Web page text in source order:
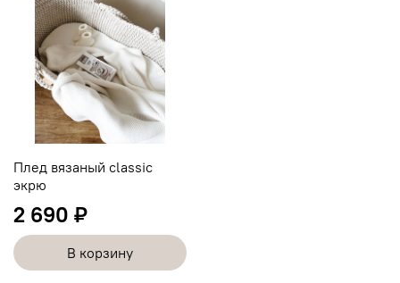
Плед вязаный classic
экрю
2 690 ₽
В корзину